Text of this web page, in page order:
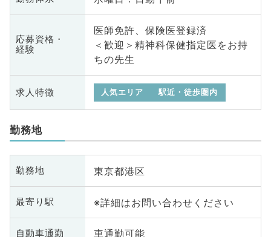
応募資格・
経験
医師免許、保険医登録済
＜歓迎＞精神科保健指定医をお持
ちの先生
求人特徴 人気エリア 駅近・徒歩圏内
勤務地
勤務地 東京都港区
最寄り駅 ※詳細はお問い合わせください
自動車通勤 車通勤可能